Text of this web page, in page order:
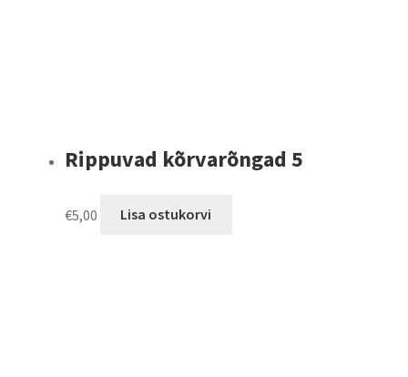
Rippuvad kõrvarõngad 5
€5,00 Lisa ostukorvi